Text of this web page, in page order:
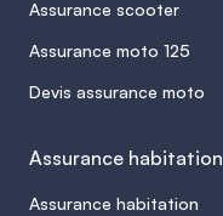
Assurance scooter
Assurance moto 125
Devis assurance moto
Assurance habitation
Assurance habitation